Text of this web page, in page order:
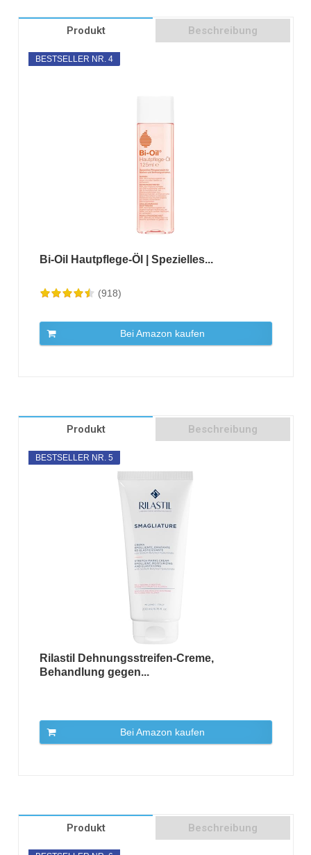
Produkt Beschreibung
BESTSELLER NR. 4
Bi-Oil Hautpflege-Öl | Spezielles...
(918)
Bei Amazon kaufen
Produkt Beschreibung
BESTSELLER NR. 5
Rilastil Dehnungsstreifen-Creme,
Behandlung gegen...
Bei Amazon kaufen
Produkt Beschreibung